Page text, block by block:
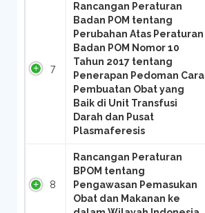
7
Rancangan Peraturan
Badan POM tentang
Perubahan Atas Peraturan
Badan POM Nomor 10
Tahun 2017 tentang
Penerapan Pedoman Cara
Pembuatan Obat yang
Baik di Unit Transfusi
Darah dan Pusat
Plasmaferesis
8
Rancangan Peraturan
BPOM tentang
Pengawasan Pemasukan
Obat dan Makanan ke